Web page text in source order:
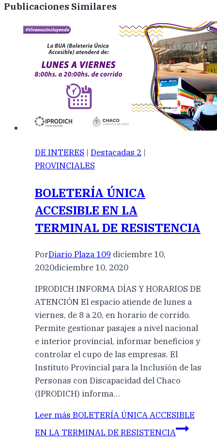
Publicaciones Similares
DE INTERES | Destacadas 2 |
PROVINCIALES
BOLETERÍA ÚNICA
ACCESIBLE EN LA
TERMINAL DE RESISTENCIA
PorDiario Plaza 109 diciembre 10,
2020diciembre 10, 2020
IPRODICH INFORMA DÍAS Y HORARIOS DE
ATENCIÓN El espacio atiende de lunes a
viernes, de 8 a 20, en horario de corrido.
Permite gestionar pasajes a nivel nacional
e interior provincial, informar beneficios y
controlar el cupo de las empresas. El
Instituto Provincial para la Inclusión de las
Personas con Discapacidad del Chaco
(IPRODICH) informa…
Leer más BOLETERÍA ÚNICA ACCESIBLE
EN LA TERMINAL DE RESISTENCIA